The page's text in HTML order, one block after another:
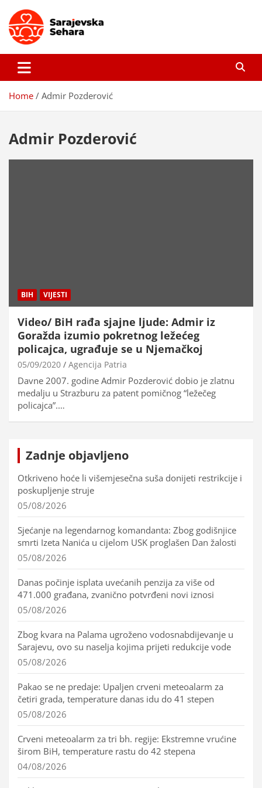
content
Sarajevska sehara
Home Admir Pozderović
Admir Pozderović
BIH VIJESTI
Video/ BiH rađa sjajne ljude: Admir iz
Goražda izumio pokretnog ležećeg
policajca, ugrađuje se u Njemačkoj
05/09/2020 Agencija Patria
Davne 2007. godine Admir Pozderović dobio je zlatnu
medalju u Strazburu za patent pomičnog “ležečeg
policajca”.…
Zadnje objavljeno
Otkriveno hoće li višemjesečna suša donijeti restrikcije i
poskupljenje struje
05/08/2026
Sjećanje na legendarnog komandanta: Zbog godišnjice
smrti Izeta Nanića u cijelom USK proglašen Dan žalosti
05/08/2026
Danas počinje isplata uvećanih penzija za više od
471.000 građana, zvanično potvrđeni novi iznosi
05/08/2026
Zbog kvara na Palama ugroženo vodosnabdijevanje u
Sarajevu, ovo su naselja kojima prijeti redukcije vode
05/08/2026
Pakao se ne predaje: Upaljen crveni meteoalarm za
četiri grada, temperature danas idu do 41 stepen
05/08/2026
Crveni meteoalarm za tri bh. regije: Ekstremne vrućine
širom BiH, temperature rastu do 42 stepena
04/08/2026